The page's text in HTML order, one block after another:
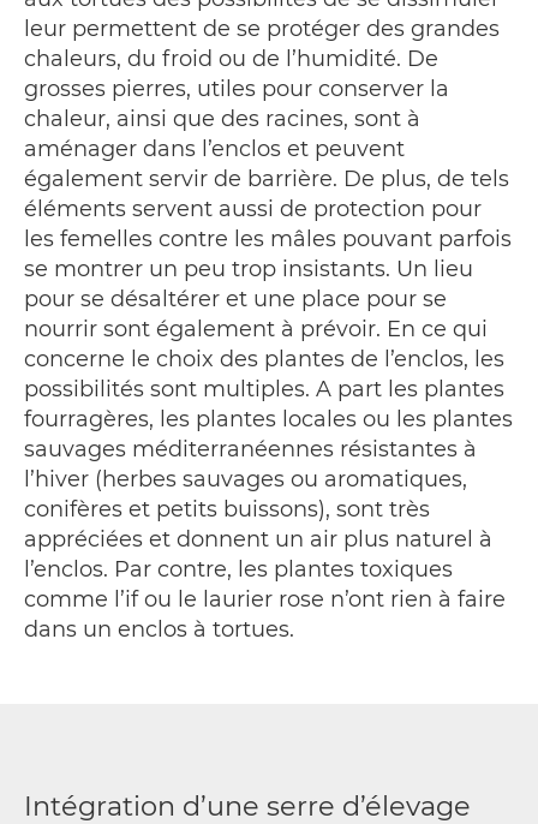
leur permettent de se protéger des grandes
chaleurs, du froid ou de l’humidité. De
grosses pierres, utiles pour conserver la
chaleur, ainsi que des racines, sont à
aménager dans l’enclos et peuvent
également servir de barrière. De plus, de tels
éléments servent aussi de protection pour
les femelles contre les mâles pouvant parfois
se montrer un peu trop insistants. Un lieu
pour se désaltérer et une place pour se
nourrir sont également à prévoir. En ce qui
concerne le choix des plantes de l’enclos, les
possibilités sont multiples. A part les plantes
fourragères, les plantes locales ou les plantes
sauvages méditerranéennes résistantes à
l’hiver (herbes sauvages ou aromatiques,
conifères et petits buissons), sont très
appréciées et donnent un air plus naturel à
l’enclos. Par contre, les plantes toxiques
comme l’if ou le laurier rose n’ont rien à faire
dans un enclos à tortues.
Intégration d’une serre d’élevage